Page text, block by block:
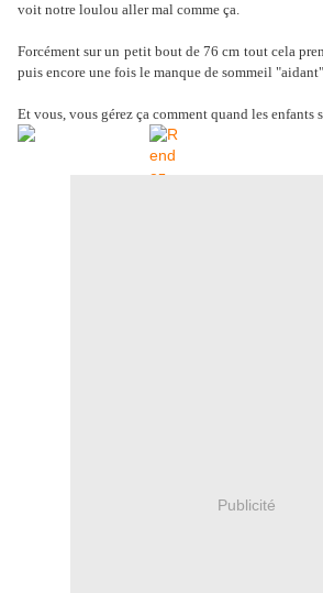
voit notre loulou aller mal comme ça.
Forcément sur un petit bout de 76 cm tout cela
puis encore une fois le manque de sommeil
Et vous, vous gérez ça comment quand les enfants
Publicité